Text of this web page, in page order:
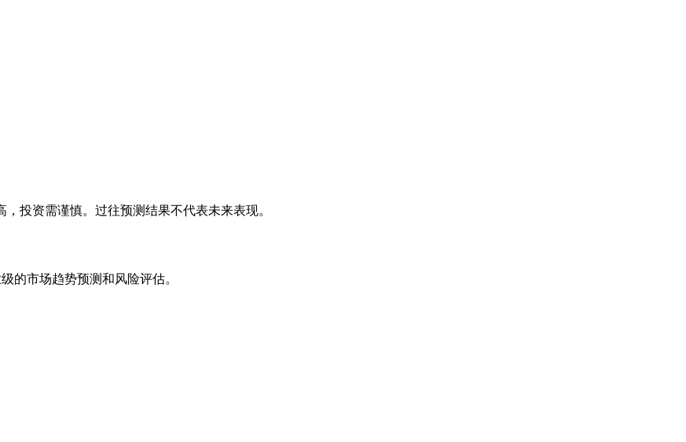
投资需谨慎。过往预测结果不代表未来表现。
的市场趋势预测和风险评估。